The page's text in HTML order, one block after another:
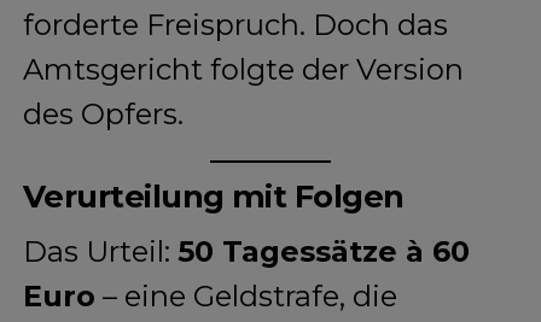
forderte Freispruch. Doch das
Amtsgericht folgte der Version
des Opfers.
Verurteilung mit Folgen
Das Urteil: 50 Tagessätze à 60
Euro – eine Geldstrafe, die